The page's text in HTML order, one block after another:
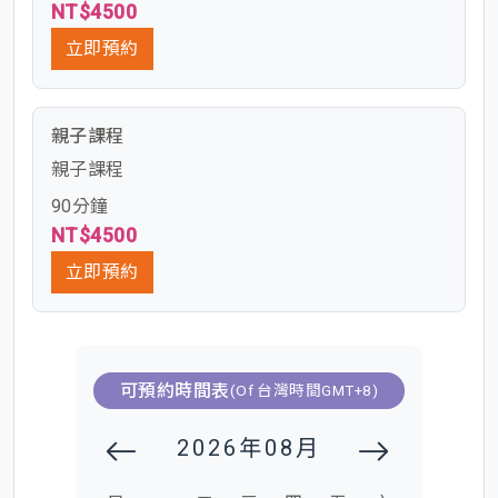
NT$4500
立即預約
親子課程
親子課程
90分鐘
NT$4500
立即預約
可預約時間表(Of 台灣時間GMT+8)
2026年08月